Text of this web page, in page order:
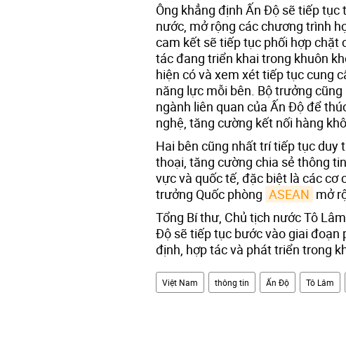
Ông khẳng định Ấn Độ sẽ tiếp
nước, mở rộng các chương trình
cam kết sẽ tiếp tục phối hợp chặt
tác đang triển khai trong khuôn
hiện có và xem xét tiếp tục cung
năng lực mỗi bên. Bộ trưởng
ngành liên quan của Ấn Độ để
nghệ, tăng cường kết nối hàng
Hai bên cũng nhất trí tiếp tục duy
thoại, tăng cường chia sẻ thông
vực và quốc tế, đặc biệt là các cơ
trưởng Quốc phòng ASEAN mở
Tổng Bí thư, Chủ tịch nước Tô
Độ sẽ tiếp tục bước vào giai đoạn
định, hợp tác và phát triển trong
Việt Nam thông tin Ấn Độ Tô Lâm